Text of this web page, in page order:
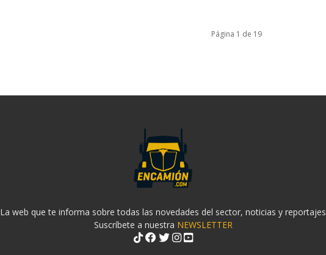
Página 1 de 19
La web que te informa sobre todas las novedades del sector, noticias y reportajes
Suscríbete a nuestra NEWSLETTER